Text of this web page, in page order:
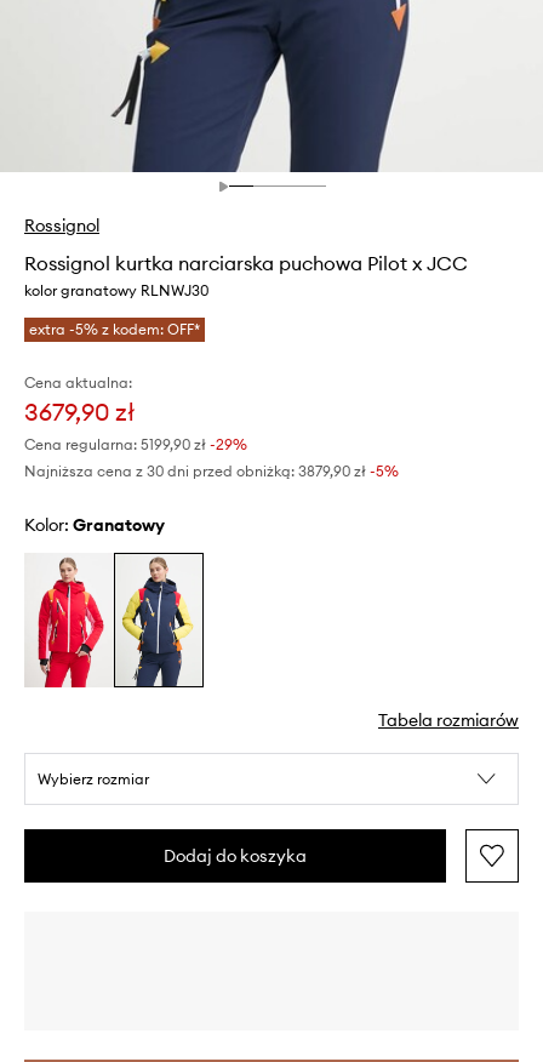
Rossignol
Rossignol kurtka narciarska puchowa Pilot x JCC
kolor granatowy RLNWJ30
extra -5% z kodem: OFF*
Cena aktualna:
3679,90 zł
Cena regularna: 5199,90 zł -29%
Najniższa cena z 30 dni przed obniżką: 3879,90 zł -5%
Kolor: granatowy
Tabela rozmiarów
Wybierz rozmiar
Dodaj do koszyka